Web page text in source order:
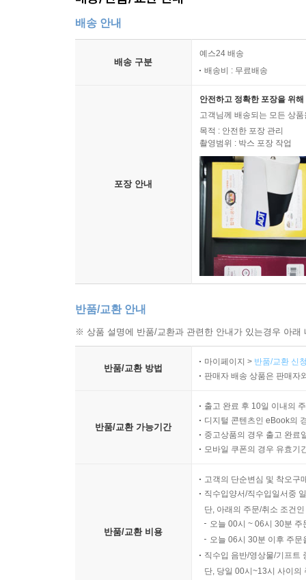
배송 안내
배송 구분
예스24 배송
배송비 : 무료배송
포장 안내
안전하고 정확한 포장을 위
고객님께 배송되는 모든 상
목적 : 안전한 포장 관리
촬영범위 : 박스 포장 작업
반품/교환 안내
※ 상품 설명에 반품/교환과 관련한 안내가 있는경우 아
반품/교환 방법
마이페이지 > 반품/교환 신
판매자 배송 상품은 판매자
반품/교환 가능기간
출고 완료 후 10일 이내의
디지털 콘텐츠인 eBook의
중고상품의 경우 출고 완료
모바일 쿠폰의 경우 유효기
반품/교환 비용
고객의 단순변심 및 착오구
직수입양서/직수입일서중
단, 아래의 주문/취소 조건
오늘 00시 ~ 06시 30분
오늘 06시 30분 이후 주
직수입 음반/영상물/기프트
단, 당일 00시~13시 사이의